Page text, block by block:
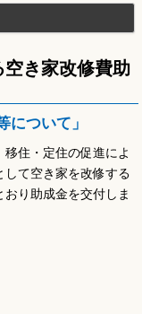
き家改修費助
について」
住・定住の促進によ
て空き家を改修する
り助成金を交付しま